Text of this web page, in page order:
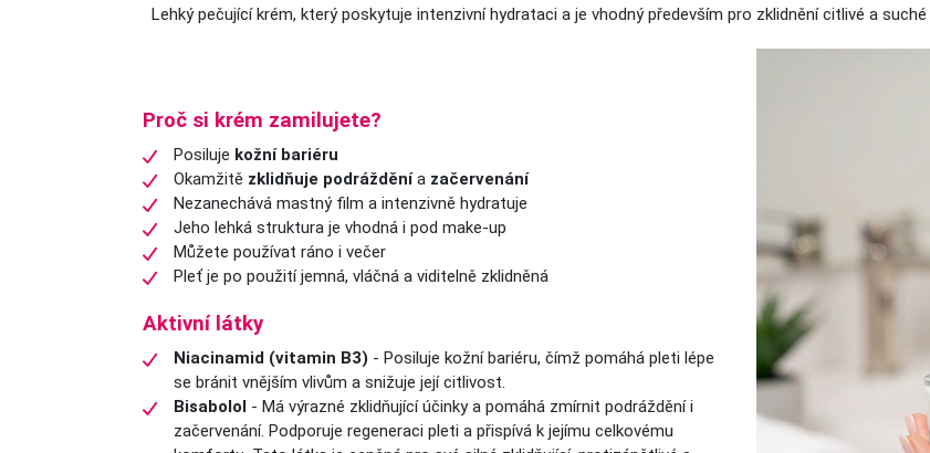
Lehký pečující krém, který poskytuje intenzivní hydrataci a je vhodný především pro zklidnění citlivé a suché
Proč si krém zamilujete?
Posiluje kožní bariéru
Okamžitě zklidňuje podrážděnía začervenání
Nezanechává mastný film a intenzivně hydratuje
Jeho lehká struktura je vhodná i pod make-up
Můžete používat ráno i večer
Pleť je po použití jemná, vláčná a viditelně zklidněná
Aktivní látky
Niacinamid (vitamin B3) - Posiluje kožní bariéru, čímž pomáhá pleti lépe
se bránit vnějším vlivům a snižuje její citlivost.
Bisabolol - Má výrazné zklidňující účinky a pomáhá zmírnit podráždění i
začervenání. Podporuje regeneraci pleti a přispívá k jejímu celkovému